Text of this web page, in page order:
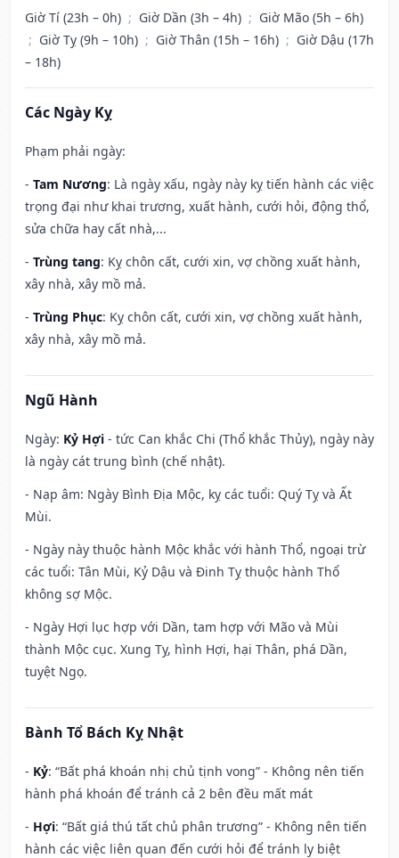
Giờ Tí (23h – 0h) ; Giờ Dần (3h – 4h) ; Giờ Mão (5h – 6h)
; Giờ Tỵ (9h – 10h) ; Giờ Thân (15h – 16h) ; Giờ Dậu (17h
– 18h)
Các Ngày Kỵ
Phạm phải ngày:
- Tam Nương: Là ngày xấu, ngày này kỵ tiến hành các việc
trọng đại như khai trương, xuất hành, cưới hỏi, động thổ,
sửa chữa hay cất nhà,...
- Trùng tang: Kỵ chôn cất, cưới xin, vợ chồng xuất hành,
xây nhà, xây mồ mả.
- Trùng Phục: Kỵ chôn cất, cưới xin, vợ chồng xuất hành,
xây nhà, xây mồ mả.
Ngũ Hành
Ngày: Kỷ Hợi - tức Can khắc Chi (Thổ khắc Thủy), ngày này
là ngày cát trung bình (chế nhật).
- Nạp âm: Ngày Bình Địa Mộc, kỵ các tuổi: Quý Tỵ và Ất
Mùi.
- Ngày này thuộc hành Mộc khắc với hành Thổ, ngoại trừ
các tuổi: Tân Mùi, Kỷ Dậu và Đinh Tỵ thuộc hành Thổ
không sợ Mộc.
- Ngày Hợi lục hợp với Dần, tam hợp với Mão và Mùi
thành Mộc cục. Xung Tỵ, hình Hợi, hại Thân, phá Dần,
tuyệt Ngọ.
Bành Tổ Bách Kỵ Nhật
- Kỷ: “Bất phá khoán nhị chủ tịnh vong” - Không nên tiến
hành phá khoán để tránh cả 2 bên đều mất mát
- Hợi: “Bất giá thú tất chủ phân trương” - Không nên tiến
hành các việc liên quan đến cưới hỏi để tránh ly biệt